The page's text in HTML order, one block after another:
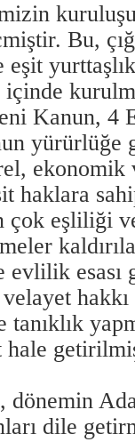
Bu,
Kanun, 4
yürürlüğe
ekonomik
haklara
çok eşliliği
evlilik esası
hale
dönemin
dile